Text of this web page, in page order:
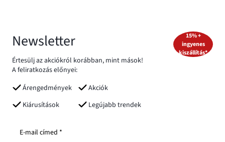
Newsletter
Értesülj az akciókról korábban, mint mások!
A feliratkozás előnyei:
Árengedmények
Akciók
Kiárusítások
Legújabb trendek
15% +
ingyenes
kiszállítás*
E-mail címed *